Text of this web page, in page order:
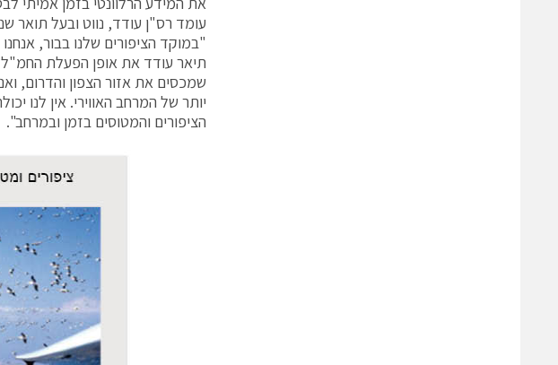
עומד רס"ן עודד, נווט ובעל תואר
"במוקד הציפורים שלנו בבור,
תיאר עודד את אופן הפעלת החמ"ל
שמכסים את אזור הצפון והדרום,
יותר של המרחב האווירי. אין לנו
הציפורים והמטוסים בזמן ובמרחב".